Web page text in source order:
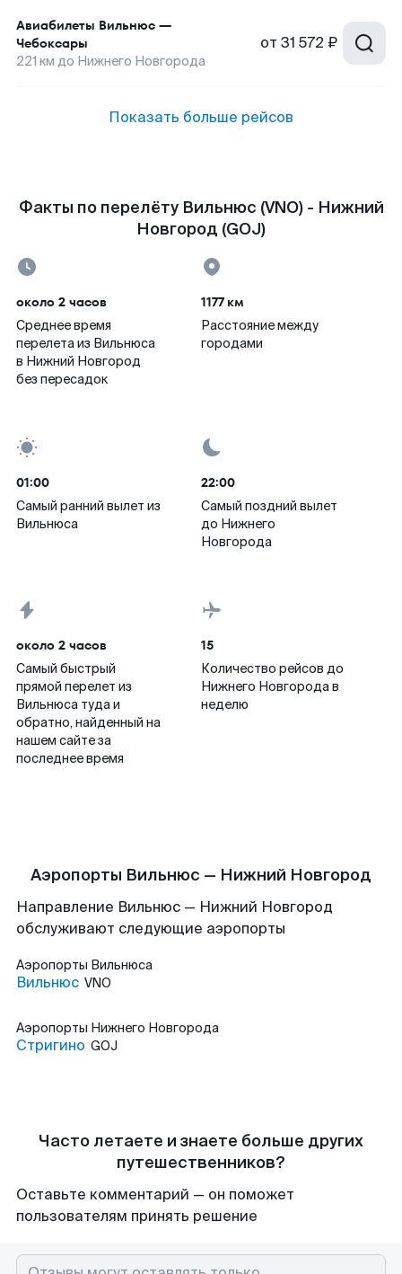
Авиабилеты Вильнюс —
Чебоксары
221 км до Нижнего Новгорода
от 31 572 ₽
Показать больше рейсов
Факты по перелёту Вильнюс (VNO) - Нижний
Новгород (GOJ)
около 2 часов
Среднее время
перелета из Вильнюса
в Нижний Новгород
без пересадок
1177 км
Расстояние между
городами
01:00
Самый ранний вылет из
Вильнюса
22:00
Самый поздний вылет
до Нижнего
Новгорода
около 2 часов
Самый быстрый
прямой перелет из
Вильнюса туда и
обратно, найденный на
нашем сайте за
последнее время
15
Количество рейсов до
Нижнего Новгорода в
неделю
Аэропорты Вильнюс — Нижний Новгород
Направление Вильнюс — Нижний Новгород
обслуживают следующие аэропорты
Аэропорты Вильнюса
Вильнюс VNO
Аэропорты Нижнего Новгорода
Стригино GOJ
Часто летаете и знаете больше других
путешественников?
Оставьте комментарий — он поможет
пользователям принять решение